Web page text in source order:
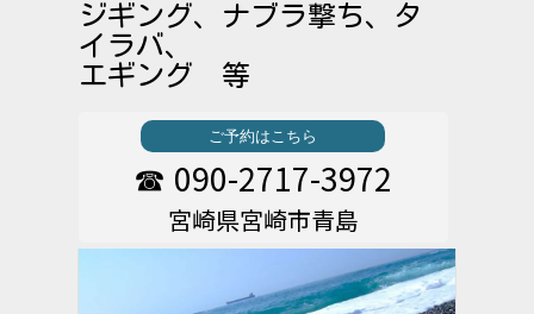
ジギング、ナブラ撃ち、タ
イラバ、
エギング 等
ご予約はこちら
☎ 090-2717-3972
宮崎県宮崎市青島